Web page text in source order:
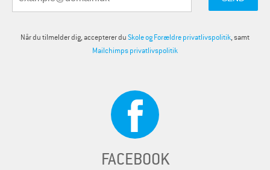
Når du tilmelder dig, accepterer duSkole og Forældre privatlivspolitik, samt
Mailchimps privatlivspolitik
FACEBOOK